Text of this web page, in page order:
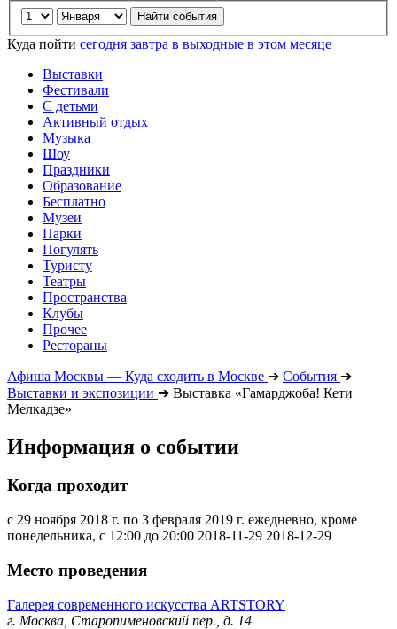
Куда пойти сегодня завтра в выходные в этом месяце
Выставки
Фестивали
С детьми
Активный отдых
Музыка
Шоу
Праздники
Образование
Бесплатно
Музеи
Парки
Погулять
Туристу
Театры
Пространства
Клубы
Прочее
Рестораны
Афиша Москвы — Куда сходить в Москве ➔ События ➔
Выставки и экспозиции ➔ Выставка «Гамарджоба! Кети
Мелкадзе»
Информация о событии
Когда проходит
с 29 ноября 2018 г. по 3 февраля 2019 г. ежедневно, кроме
понедельника, с 12:00 до 20:00 2018-11-29 2018-12-29
Место проведения
Галерея современного искусства ARTSTORY
г. Москва, Старопименовский пер., д. 14